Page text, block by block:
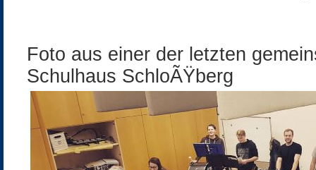
Foto aus einer der letzten
Schulhaus SchloÃŸberg